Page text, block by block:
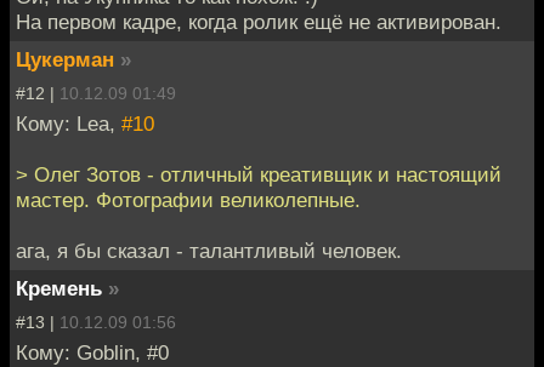
На первом кадре, когда ролик ещё не активирован.
Цукерман »
#12 | 10.12.09 01:49
Кому: Lea, #10
> Олег Зотов - отличный креативщик и настоящий
мастер. Фотографии великолепные.
ага, я бы сказал - талантливый человек.
Кремень »
#13 | 10.12.09 01:56
Кому: Goblin, #0